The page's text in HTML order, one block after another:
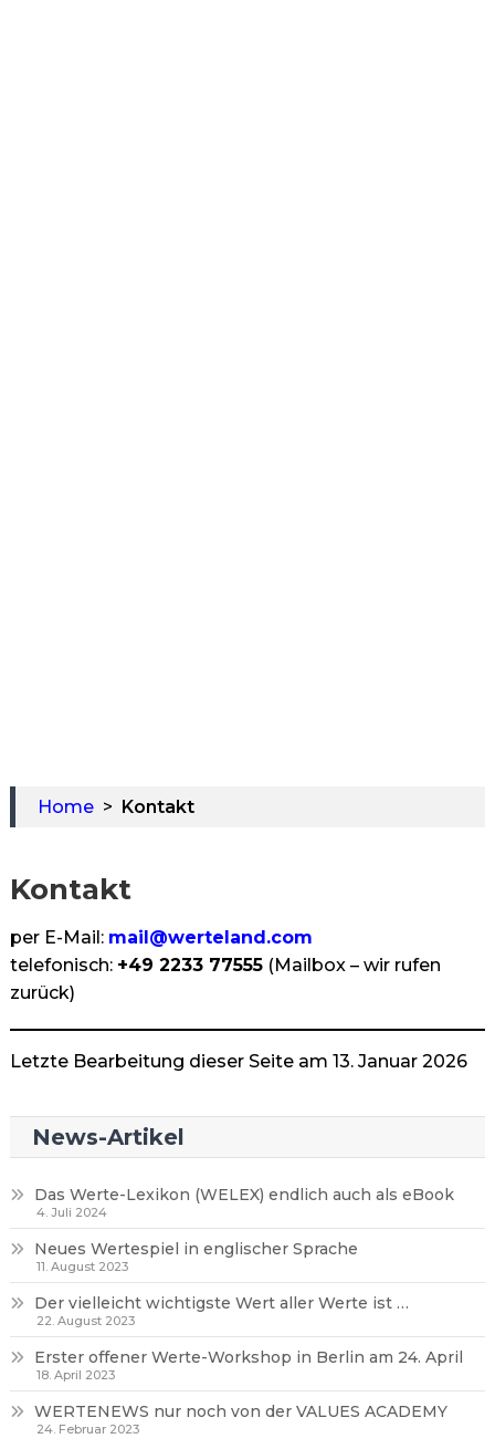
Home > Kontakt
Kontakt
per E-Mail: mail@werteland.com
telefonisch: +49 2233 77555(Mailbox – wir rufen
zurück)
Letzte Bearbeitung dieser Seite am 13. Januar 2026
News-Artikel
Das Werte-Lexikon (WELEX) endlich auch als eBook
4. Juli 2024
Neues Wertespiel in englischer Sprache
11. August 2023
Der vielleicht wichtigste Wert aller Werte ist …
22. August 2023
Erster offener Werte-Workshop in Berlin am 24. April
18. April 2023
WERTENEWS nur noch von der VALUES ACADEMY
24. Februar 2023